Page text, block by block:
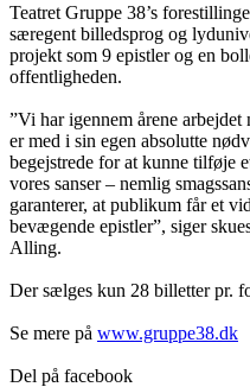
Teatret Gruppe 38’s
særegent billedsprog og
projekt som 9 epistler og en
offentligheden.
”Vi har igennem årene
er med i sin egen absolutte
begejstrede for at kunne tilføje
vores sanser – nemlig
garanterer, at publikum får et
bevægende epistler”, siger
Alling.
Der sælges kun 28 billetter pr.
Se mere på www.gruppe38.dk
Del på facebook